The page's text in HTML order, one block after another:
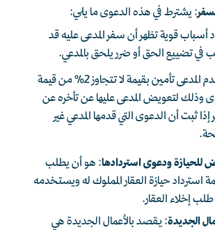
: يشترط في هذه الدعوى ما يلي:
أسباب قوية تظهر أن سفر المدعى عليه قد
في تضييع الحق أو ضرر يلحق بالمدعي.
أن يقدم المدعى تأمين بقيمة لا تتجاوز 2% من قيمة
وذلك لتعويض المدعى عليها عن تأخره عن
إذا ثبت أن الدعوى التي قدمها المدعي غير
للحيازة ودعوى استردادها: هو أن يطلب
استرداد حيازة العقار المملوك له ويستخدمه
إخلاء العقار.
الجديدة: يقصد بالأعمال الجديدة هي